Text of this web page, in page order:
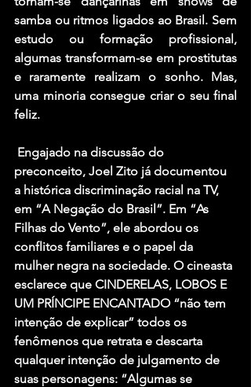
samba ou ritmos ligados ao Brasil. Sem
estudo ou formação profissional,
algumas transformam-se em prostitutas
e raramente realizam o sonho. Mas,
uma minoria consegue criar o seu final
feliz.
preconceito, Joel Zito já documentou
a histórica discriminação racial na TV,
em “A Negação do Brasil”. Em “As
Filhas do Vento”, ele abordou os
conflitos familiares e o papel da
mulher negra na sociedade. O cineasta
esclarece que CINDERELAS, LOBOS E
UM PRÍNCIPE ENCANTADO “não tem
intenção de explicar” todos os
fenômenos que retrata e descarta
qualquer intenção de julgamento de
suas personagens: “Algumas se